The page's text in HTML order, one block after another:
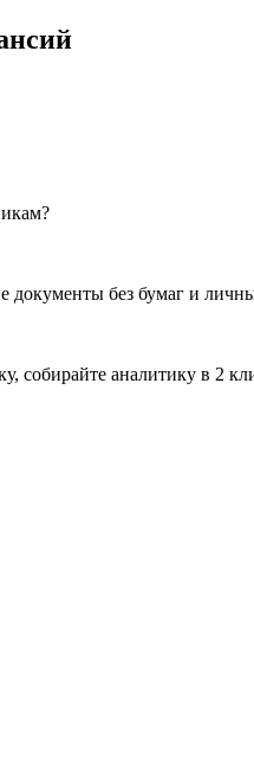
документы без бумаг и
собирайте аналитику в 2